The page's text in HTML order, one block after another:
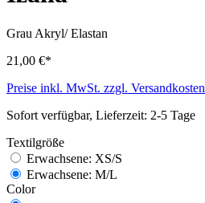
Grau Akryl/ Elastan
21,00 €*
Preise inkl. MwSt. zzgl. Versandkosten
Sofort verfügbar, Lieferzeit: 2-5 Tage
Textilgröße
Erwachsene: XS/S
Erwachsene: M/L
Color